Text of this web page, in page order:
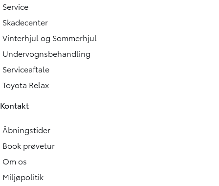
Service
Skadecenter
Vinterhjul og Sommerhjul
Undervognsbehandling
Serviceaftale
Toyota Relax
Kontakt
Åbningstider
Book prøvetur
Om os
Miljøpolitik